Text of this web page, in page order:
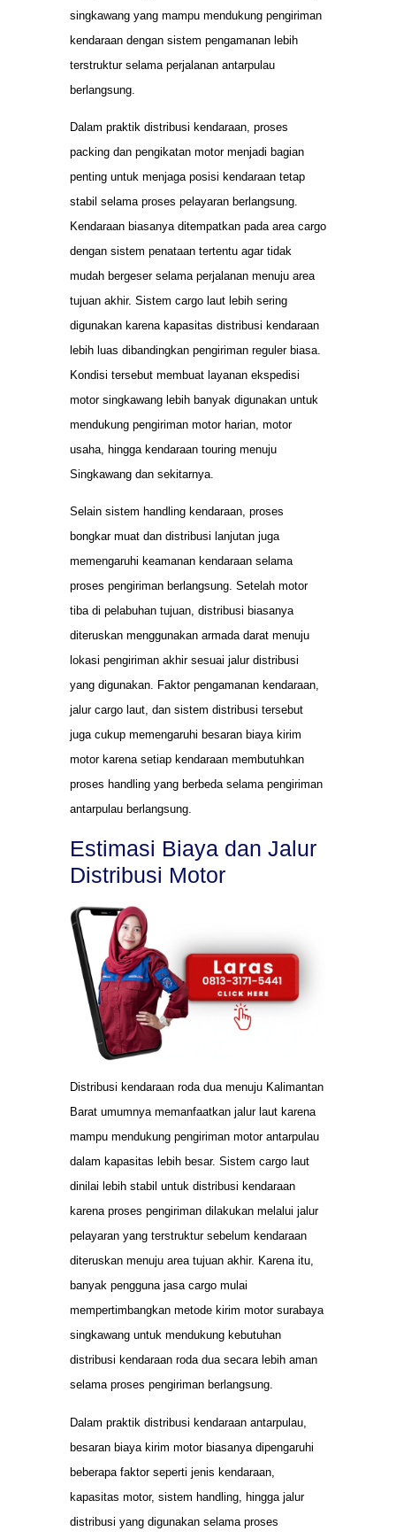
singkawang yang mampu mendukung pengiriman
kendaraan dengan sistem pengamanan lebih
terstruktur selama perjalanan antarpulau
berlangsung.
Dalam praktik distribusi kendaraan, proses
packing dan pengikatan motor menjadi bagian
penting untuk menjaga posisi kendaraan tetap
stabil selama proses pelayaran berlangsung.
Kendaraan biasanya ditempatkan pada area cargo
dengan sistem penataan tertentu agar tidak
mudah bergeser selama perjalanan menuju area
tujuan akhir. Sistem cargo laut lebih sering
digunakan karena kapasitas distribusi kendaraan
lebih luas dibandingkan pengiriman reguler biasa.
Kondisi tersebut membuat layanan ekspedisi
motor singkawang lebih banyak digunakan untuk
mendukung pengiriman motor harian, motor
usaha, hingga kendaraan touring menuju
Singkawang dan sekitarnya.
Selain sistem handling kendaraan, proses
bongkar muat dan distribusi lanjutan juga
memengaruhi keamanan kendaraan selama
proses pengiriman berlangsung. Setelah motor
tiba di pelabuhan tujuan, distribusi biasanya
diteruskan menggunakan armada darat menuju
lokasi pengiriman akhir sesuai jalur distribusi
yang digunakan. Faktor pengamanan kendaraan,
jalur cargo laut, dan sistem distribusi tersebut
juga cukup memengaruhi besaran biaya kirim
motor karena setiap kendaraan membutuhkan
proses handling yang berbeda selama pengiriman
antarpulau berlangsung.
Estimasi Biaya dan Jalur
Distribusi Motor
Distribusi kendaraan roda dua menuju Kalimantan
Barat umumnya memanfaatkan jalur laut karena
mampu mendukung pengiriman motor antarpulau
dalam kapasitas lebih besar. Sistem cargo laut
dinilai lebih stabil untuk distribusi kendaraan
karena proses pengiriman dilakukan melalui jalur
pelayaran yang terstruktur sebelum kendaraan
diteruskan menuju area tujuan akhir. Karena itu,
banyak pengguna jasa cargo mulai
mempertimbangkan metode kirim motor surabaya
singkawang untuk mendukung kebutuhan
distribusi kendaraan roda dua secara lebih aman
selama proses pengiriman berlangsung.
Dalam praktik distribusi kendaraan antarpulau,
besaran biaya kirim motor biasanya dipengaruhi
beberapa faktor seperti jenis kendaraan,
kapasitas motor, sistem handling, hingga jalur
distribusi yang digunakan selama proses